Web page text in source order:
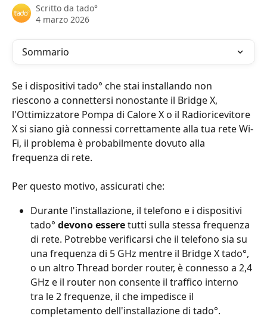
Scritto da tado°
4 marzo 2026
Sommario
Se i dispositivi tado° che stai installando non
riescono a connettersi nonostante il Bridge X,
l'Ottimizzatore Pompa di Calore X o il Radioricevitore
X si siano già connessi correttamente alla tua rete Wi-
Fi, il problema è probabilmente dovuto alla
frequenza di rete.
Per questo motivo, assicurati che:
Durante l'installazione, il telefono e i dispositivi
tado° devono essere tutti sulla stessa frequenza
di rete. Potrebbe verificarsi che il telefono sia su
una frequenza di 5 GHz mentre il Bridge X tado°,
o un altro Thread border router, è connesso a 2,4
GHz e il router non consente il traffico interno
tra le 2 frequenze, il che impedisce il
completamento dell'installazione di tado°.